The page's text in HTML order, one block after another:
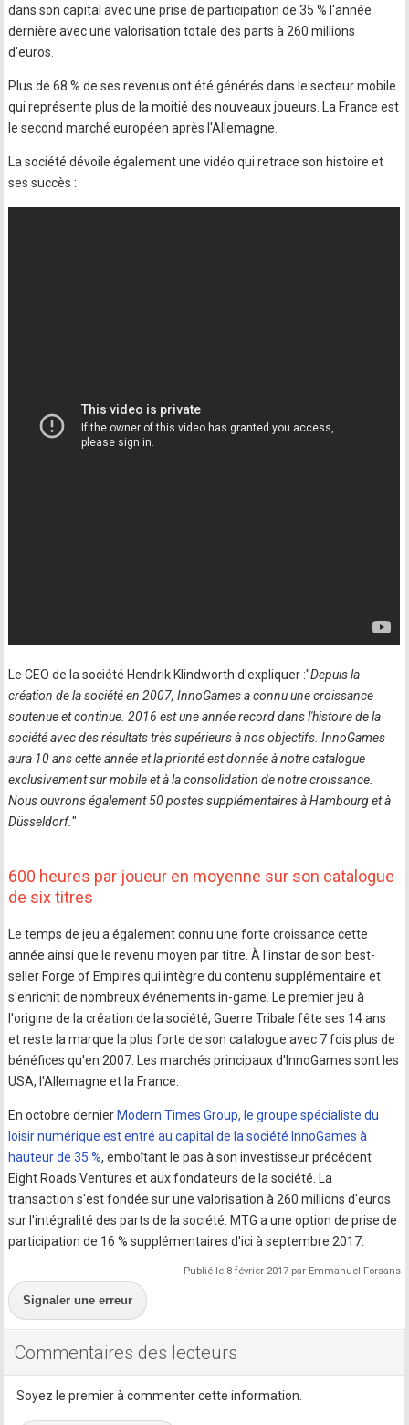
dans son capital avec une prise de participation de 35 % l'année
dernière avec une valorisation totale des parts à 260 millions
d'euros.
Plus de 68 % de ses revenus ont été générés dans le secteur mobile
qui représente plus de la moitié des nouveaux joueurs. La France est
le second marché européen après l'Allemagne.
La société dévoile également une vidéo qui retrace son histoire et
ses succès :
Le CEO de la société Hendrik Klindworth d'expliquer :"Depuis la
création de la société en 2007, InnoGames a connu une croissance
soutenue et continue. 2016 est une année record dans l'histoire de la
société avec des résultats très supérieurs à nos objectifs. InnoGames
aura 10 ans cette année et la priorité est donnée à notre catalogue
exclusivement sur mobile et à la consolidation de notre croissance.
Nous ouvrons également 50 postes supplémentaires à Hambourg et à
Düsseldorf."
600 heures par joueur en moyenne sur son catalogue
de six titres
Le temps de jeu a également connu une forte croissance cette
année ainsi que le revenu moyen par titre. À l'instar de son best-
seller Forge of Empires qui intègre du contenu supplémentaire et
s'enrichit de nombreux événements in-game. Le premier jeu à
l'origine de la création de la société, Guerre Tribale fête ses 14 ans
et reste la marque la plus forte de son catalogue avec 7 fois plus de
bénéfices qu'en 2007. Les marchés principaux d'InnoGames sont les
USA, l'Allemagne et la France.
En octobre dernier Modern Times Group, le groupe spécialiste du
loisir numérique est entré au capital de la société InnoGames à
hauteur de 35 %, emboîtant le pas à son investisseur précédent
Eight Roads Ventures et aux fondateurs de la société. La
transaction s'est fondée sur une valorisation à 260 millions d'euros
sur l'intégralité des parts de la société. MTG a une option de prise de
participation de 16 % supplémentaires d'ici à septembre 2017.
Publié le 8 février 2017 par Emmanuel Forsans
Signaler une erreur
Commentaires des lecteurs
Soyez le premier à commenter cette information.